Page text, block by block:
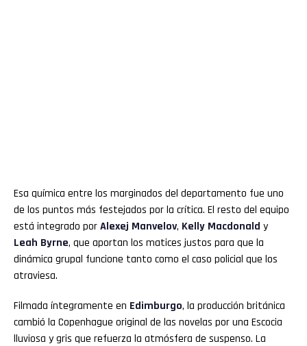
Esa química entre los marginados del departamento fue uno
de los puntos más festejados por la crítica. El resto del equipo
está integrado porAlexej Manvelov, Kelly Macdonald y
Leah Byrne, que aportan los matices justos para que la
dinámica grupal funcione tanto como el caso policial que los
atraviesa.
Filmada íntegramente en Edimburgo, la producción británica
cambió la Copenhague original de las novelas por una Escocia
lluviosa y gris que refuerza la atmósfera de suspenso. La